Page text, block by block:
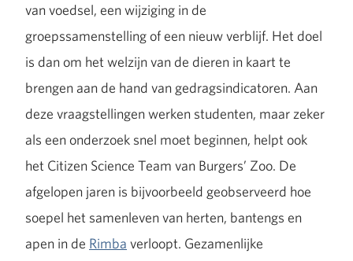
van voedsel, een wijziging in de
groepssamenstelling of een nieuw verblijf. Het doel
is dan om het welzijn van de dieren in kaart te
brengen aan de hand van gedragsindicatoren. Aan
deze vraagstellingen werken studenten, maar zeker
als een onderzoek snel moet beginnen, helpt ook
het Citizen Science Team van Burgers’ Zoo. De
afgelopen jaren is bijvoorbeeld geobserveerd hoe
soepel het samenleven van herten, bantengs en
apen in de Rimba verloopt. Gezamenlijke